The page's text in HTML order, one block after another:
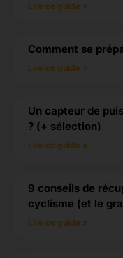
Lire ce guide »
Comment se
Lire ce guide »
Un capteur de
? (+ sélection)
Lire ce guide »
9 conseils de
cyclisme (et le
Lire ce guide »